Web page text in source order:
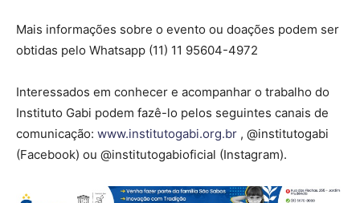
Mais informações sobre o evento ou doações podem ser
obtidas pelo Whatsapp (11) 11 95604-4972
Interessados em conhecer e acompanhar o trabalho do
Instituto Gabi podem fazê-lo pelos seguintes canais de
comunicação: www.institutogabi.org.br , @institutogabi
(Facebook) ou @institutogabioficial (Instagram).